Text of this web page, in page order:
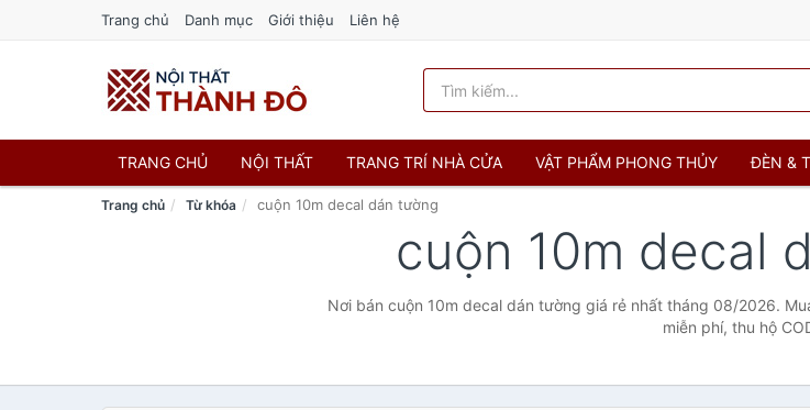
Trang chủ Danh mục Giới thiệu Liên hệ
TRANG CHỦ NỘI THẤT TRANG TRÍ NHÀ CỬA VẬT PHẨM PHONG THỦY ĐÈN &
Trang chủ Từ khóa cuộn 10m decal dán tường
cuộn 10m decal
Nơi bán cuộn 10m decal dán tường giá rẻ nhất tháng 08/2026.
miễn phí, thu hộ